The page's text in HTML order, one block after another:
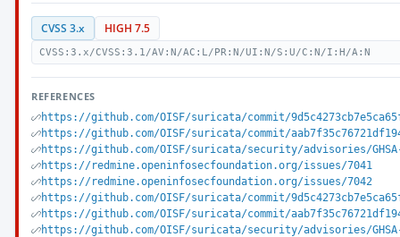
CVSS 3.x HIGH 7.5
CVSS:3.x/CVSS:3.1/AV:N/AC:L/PR:N/UI:N/S:U/C:N/I:H/A:N
REFERENCES
https://github.com/OISF/suricata/commit/
https://github.com/OISF/suricata/commit/
https://github.com/OISF/suricata/security/advisories/GHSA-
https://redmine.openinfosecfoundation.org/issues/7041
https://redmine.openinfosecfoundation.org/issues/7042
https://github.com/OISF/suricata/commit/
https://github.com/OISF/suricata/commit/
https://github.com/OISF/suricata/security/advisories/GHSA-